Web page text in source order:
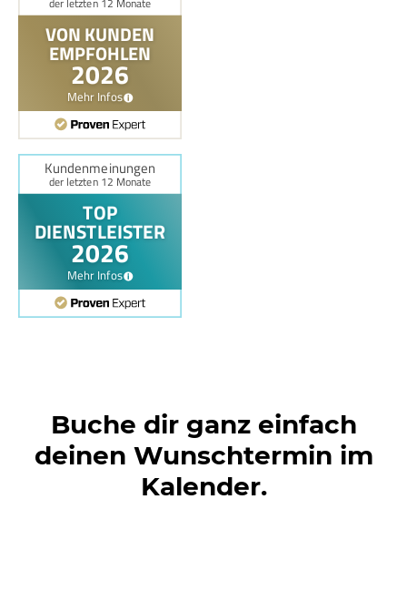
Buche dir ganz einfach
deinen Wunschtermin im
Kalender.